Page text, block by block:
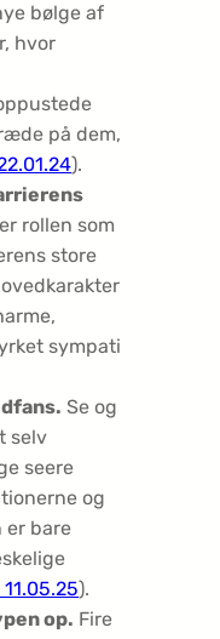
bølge af
hvor
på dem,
).
rollen som
store
sympati
Se og
selv
seere
og
er bare
).
op. Fire